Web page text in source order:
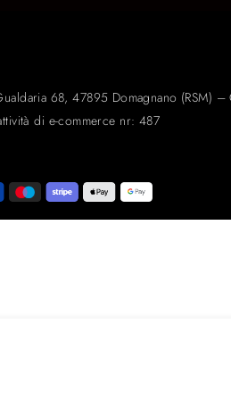
68, 47895 Domagnano (RSM)
di e-commerce nr: 487